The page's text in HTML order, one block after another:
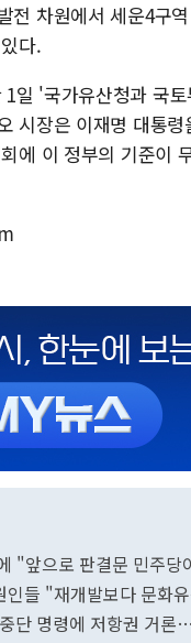
전 차원에서 세운4구
다.
일 '국가유산청과 국
시장은 이재명 대통
에 이 정부의 기준이
"앞으로 판결문 민주당
인들 "재개발보다 문화
단 명령에 저항권 거론